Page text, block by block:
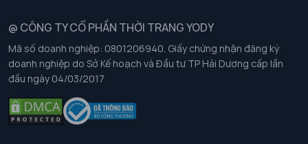
Chính sách chất lượng và an toàn sức khoẻ nghề nghiệp
Chính sách đơn đồng phục
Hướng dẫn chọn kích thước
@ CÔNG TY CỔ PHẦN THỜI TRANG YODY
Mã số doanh nghiệp: 0801206940. Giấy chứng nhận đăng ký
doanh nghiệp do Sở Kế hoạch và Đầu tư TP Hải Dương cấp lần
đầu ngày 04/03/2017